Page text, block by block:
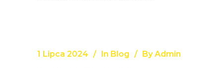
1 Lipca 2024 In Blog By Admin